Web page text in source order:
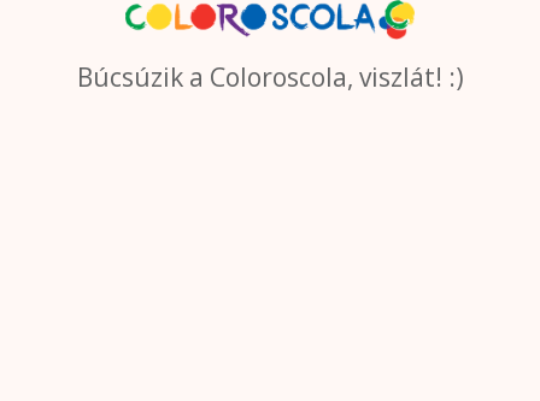
Búcsúzik a Coloroscola, viszlát! :)